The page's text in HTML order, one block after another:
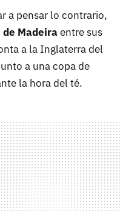
a pensar lo contrario,
Madeiraentre sus
a la Inglaterra del
a una copa de
la hora del té.